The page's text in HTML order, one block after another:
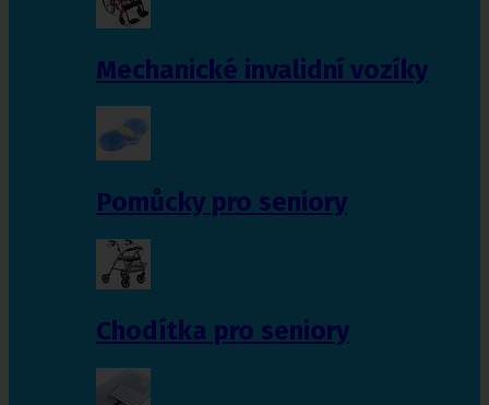
Mechanické invalidní vozíky
Pomůcky pro seniory
Chodítka pro seniory